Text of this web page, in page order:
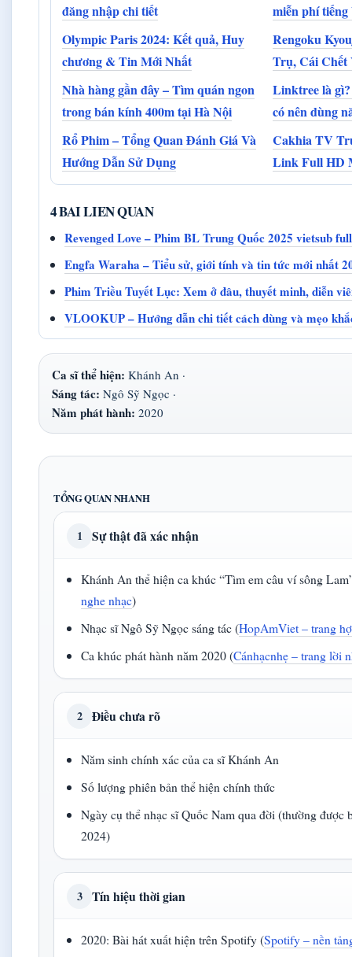
đăng nhập chi tiết
miễn phí
Olympic Paris 2024: Kết quả, Huy
chương & Tin Mới Nhất
Rengoku
Trụ, Cái Chết
Nhà hàng gần đây – Tìm quán ngon
trong bán kính 400m tại Hà Nội
Linktree là
có nên dùng
Rổ Phim – Tổng Quan Đánh Giá Và
Hướng Dẫn Sử Dụng
Cakhia TV
Link Full HD
4 BAI LIEN QUAN
Revenged Love – Phim BL Trung Quốc 2025 vietsub
Engfa Waraha – Tiểu sử, giới tính và tin tức mới nhất
Phim Triều Tuyết Lục: Xem ở đâu, thuyết minh, diễn
VLOOKUP – Hướng dẫn chi tiết cách dùng và mẹo
Ca sĩ thể hiện: Khánh An ·
Sáng tác: Ngô Sỹ Ngọc ·
Năm phát hành: 2020
TỔNG QUAN NHANH
1 Sự thật đã xác nhận
Khánh An thể hiện ca khúc “Tìm em câu ví sông
nghe nhạc)
Nhạc sĩ Ngô Sỹ Ngọc sáng tác (HopAmViet – trang
Ca khúc phát hành năm 2020 (Cánhạcnhẹ – trang lời
2 Điều chưa rõ
Năm sinh chính xác của ca sĩ Khánh An
Số lượng phiên bản thể hiện chính thức
Ngày cụ thể nhạc sĩ Quốc Nam qua đời (thường được
2024)
3 Tín hiệu thời gian
2020: Bài hát xuất hiện trên Spotify (Spotify – nền